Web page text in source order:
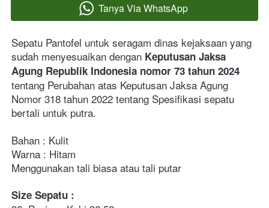
` Tanya Via WhatsApp
Sepatu Pantofel untuk seragam dinas kejaksaan yang
sudah menyesuaikan dengan Keputusan Jaksa
Agung Republik Indonesia nomor 73 tahun 2024
tentang Perubahan atas Keputusan Jaksa Agung
Nomor 318 tahun 2022 tentang Spesifikasi sepatu
bertali untuk putra.
Bahan : Kulit
Warna : Hitam
Menggunakan tali biasa atau tali putar
Size Sepatu :